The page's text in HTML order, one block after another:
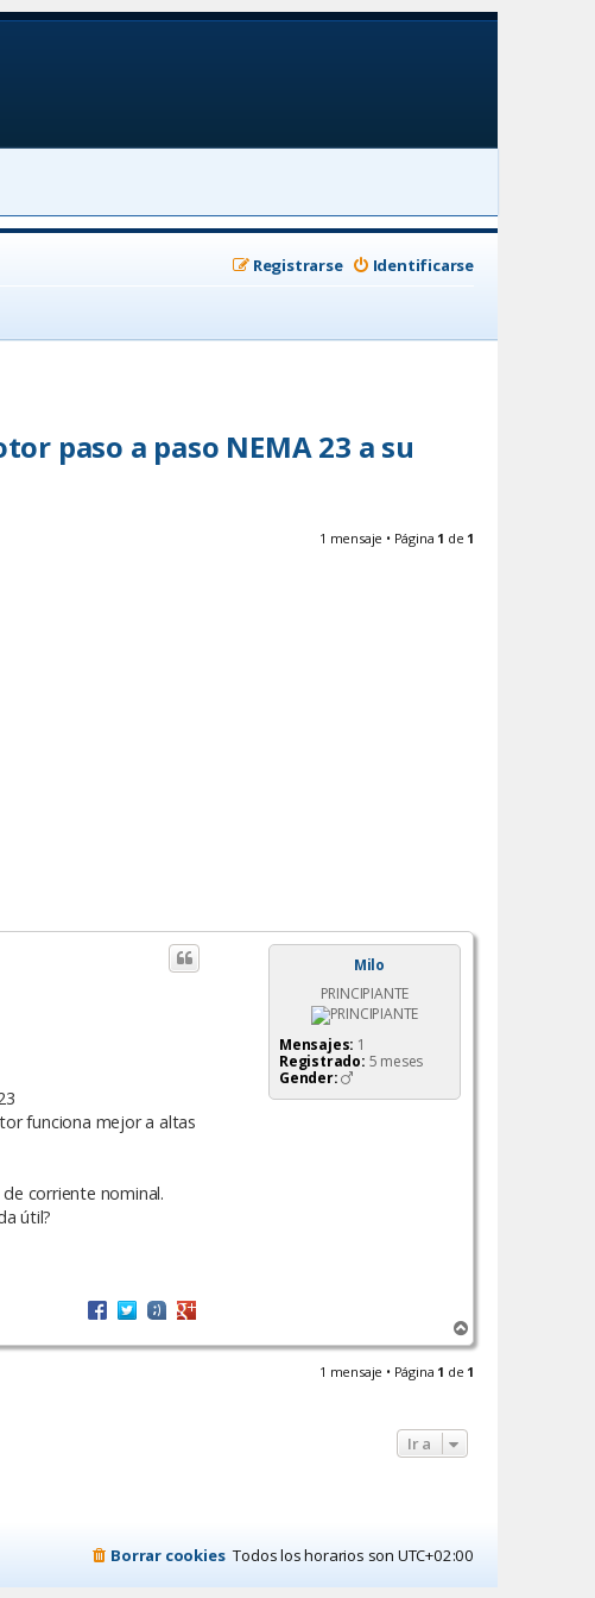
Identificarse
Registrarse
paso a paso NEMA 23 a su
1 mensaje • Página 1 de 1
Milo
PRINCIPIANTE
Mensajes: 1
Registrado: 5 meses
Gender:
funciona mejor a altas
corriente nominal.
útil?
r
r
1 mensaje • Página 1 de 1
Ir a
Todos los horarios son UTC+02:00
Borrar cookies